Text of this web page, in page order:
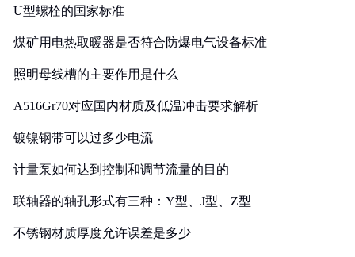
U型螺栓的国家标准
煤矿用电热取暖器是否符合防爆电气设备标准
照明母线槽的主要作用是什么
A516Gr70对应国内材质及低温冲击要求解析
镀镍钢带可以过多少电流
计量泵如何达到控制和调节流量的目的
联轴器的轴孔形式有三种：Y型、J型、Z型
不锈钢材质厚度允许误差是多少